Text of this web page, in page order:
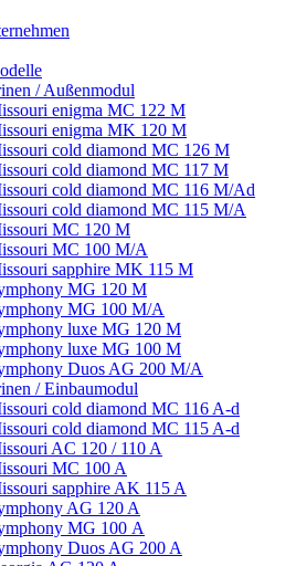
/ Außenmodul
enigma MC 122 M
enigma MK 120 M
cold diamond MC 126 M
cold diamond MC 117 M
cold diamond MC 116 M/Ad
cold diamond MC 115 M/A
MC 120 M
MC 100 M/A
sapphire MK 115 M
MG 120 M
MG 100 M/А
luxe MG 120 M
luxe MG 100 M
Duos AG 200 M/A
/ Einbaumodul
cold diamond MC 116 A-d
cold diamond MC 115 A-d
AC 120 / 110 A
MC 100 A
sapphire AK 115 A
AG 120 A
MG 100 А
Duos AG 200 A